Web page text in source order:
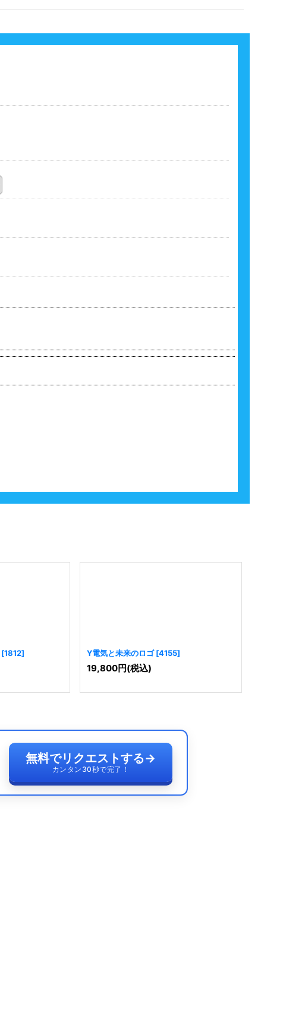
[1812] Y電気と未来のロゴ [4155]
19,800円(税込)
無料でリクエストする→
カンタン30秒で完了！